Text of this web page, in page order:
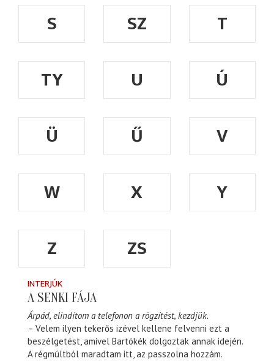
S
SZ
T
TY
U
Ú
Ü
Ű
V
W
X
Y
Z
ZS
INTERJÚK
A SENKI FÁJA
Árpád, elindítom a telefonon a rögzítést, kezdjük.
– Velem ilyen tekerős izével kellene felvenni ezt a
beszélgetést, amivel Bartókék dolgoztak annak idején.
A régmúltból maradtam itt, az passzolna hozzám.